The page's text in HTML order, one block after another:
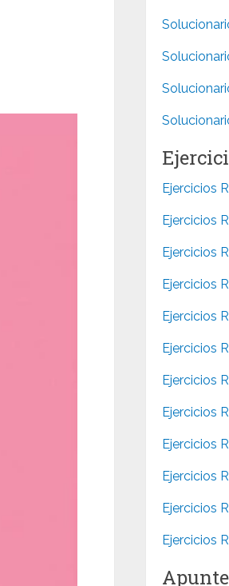
Ejercicios
Ejercicios
Ejercicios
Ejercicios
Ejercicios
Ejercicios
Ejercicios
Ejercicios
Ejercicios
Ejercicios
Ejercicios
Ejercicios